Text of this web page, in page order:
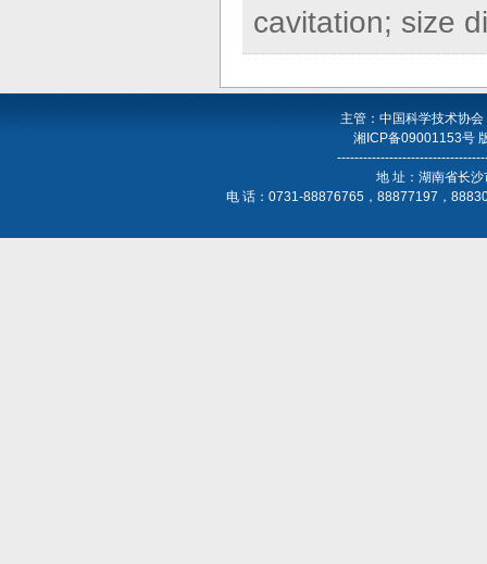
cavitation; size
主管：中国科学技术协
湘ICP备09001153号
地 址：湖南省长
电 话：0731-88876765，88877197，